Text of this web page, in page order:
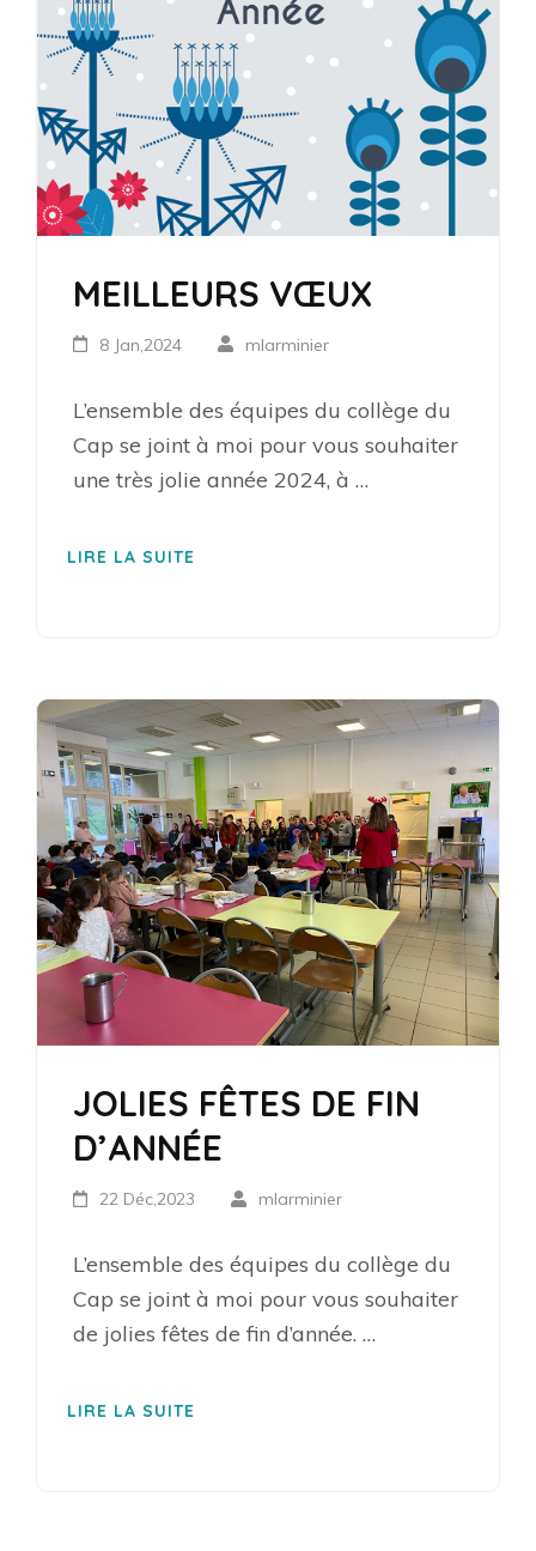
MEILLEURS VŒUX
8 Jan,2024 mlarminier
L’ensemble des équipes du collège du
Cap se joint à moi pour vous souhaiter
une très jolie année 2024, à …
LIRE LA SUITE
JOLIES FÊTES DE FIN
D’ANNÉE
22 Déc,2023 mlarminier
L’ensemble des équipes du collège du
Cap se joint à moi pour vous souhaiter
de jolies fêtes de fin d’année. …
LIRE LA SUITE